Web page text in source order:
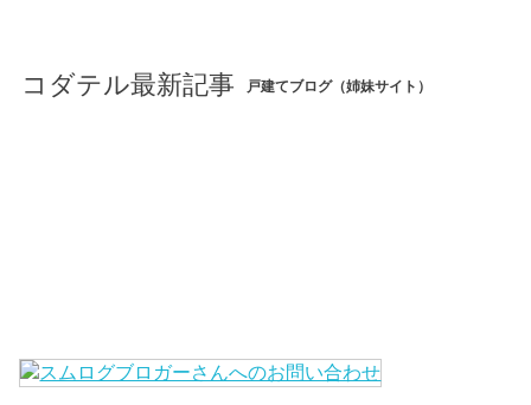
コダテル最新記事 戸建てブログ（姉妹サイト）